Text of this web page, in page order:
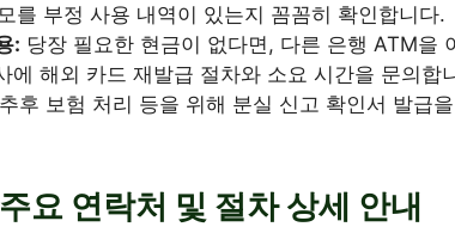
를 부정 사용 내역이 있는지 꼼꼼히 확인합니다.
: 당장 필요한 현금이 없다면, 다른 은행 ATM을
에 해외 카드 재발급 절차와 소요 시간을 문의합
후 보험 처리 등을 위해 분실 신고 확인서 발급
요 연락처 및 절차 상세 안내